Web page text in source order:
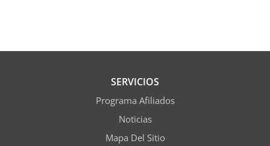
SERVICIOS
Programa Afiliados
Noticias
Mapa Del Sitio